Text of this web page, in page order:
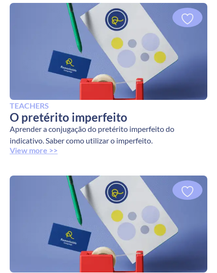
TEACHERS
O pretérito imperfeito
Aprender a conjugação do pretérito imperfeito do
indicativo. Saber como utilizar o imperfeito.
View more >>